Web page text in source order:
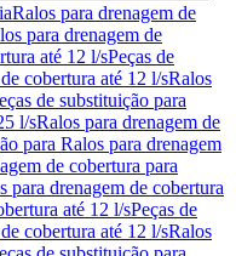
Ralos para drenagem de
para drenagem de
até 12 l/sPeças de
cobertura até 12 l/sRalos
de substituição para
l/sRalos para drenagem de
para Ralos para drenagem
de cobertura para
para drenagem de cobertura
até 12 l/sPeças de
cobertura até 12 l/sRalos